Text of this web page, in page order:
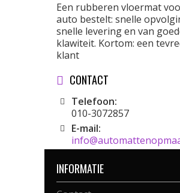
Een rubberen vloermat
auto bestelt: snelle
snelle levering en van
klawiteit. Kortom: een
klant
CONTACT
Telefoon:
010-3072857
E-mail:
INFORMATIE